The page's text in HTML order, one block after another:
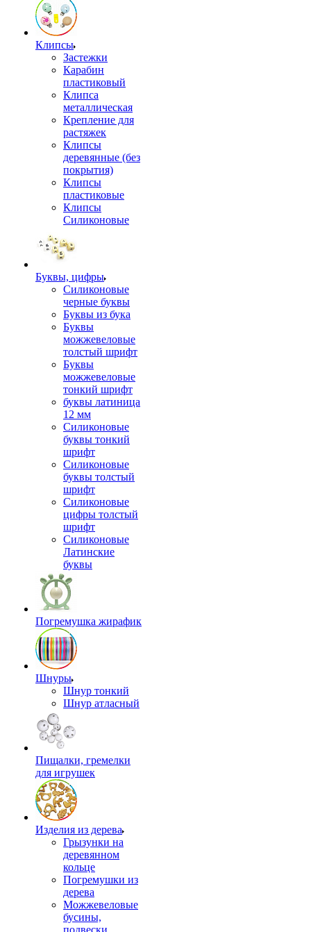
Клипсы
Застежки
Карабин
пластиковый
Клипса
металлическая
Крепление для
растяжек
Клипсы
деревянные (без
покрытия)
Клипсы
пластиковые
Клипсы
Силиконовые
Буквы, цифры
Силиконовые
черные буквы
Буквы из бука
Буквы
можжевеловые
толстый шрифт
Буквы
можжевеловые
тонкий шрифт
буквы латиница
12 мм
Силиконовые
буквы тонкий
шрифт
Силиконовые
буквы толстый
шрифт
Силиконовые
цифры толстый
шрифт
Силиконовые
Латинские
буквы
Погремушка жирафик
Шнуры
Шнур тонкий
Шнур атласный
Пищалки, гремелки
для игрушек
Изделия из дерева
Грызунки на
деревянном
кольце
Погремушки из
дерева
Можжевеловые
бусины,
подвески